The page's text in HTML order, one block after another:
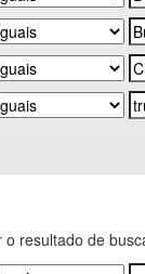
resultado de